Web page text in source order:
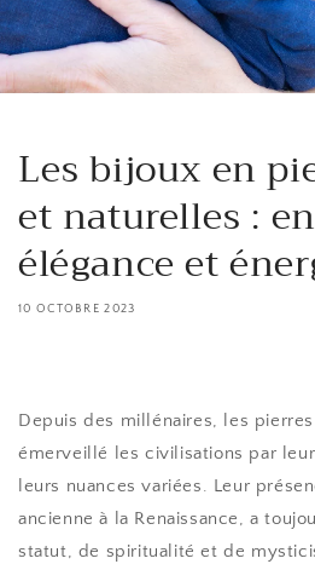
Les bijoux en
et naturelles :
élégance et
10 OCTOBRE 2023
Depuis des millénaires, les
émerveillé les civilisations par
leurs nuances variées. Leur
ancienne à la Renaissance, a
statut, de spiritualité et de